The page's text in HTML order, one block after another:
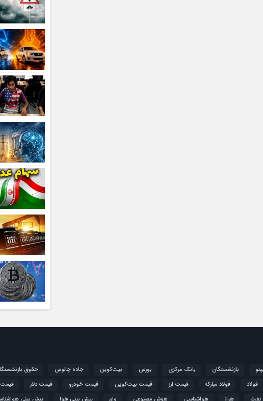
بازنشستگان بانک مرکزی بورس بیت‌کوین جاده چالوس حقوق
فولاد فولاد مبارکه قیمت ارز قیمت بیت‌کوین قیمت خودرو قیمت دلار قیمت
نفت هراز هواشناسی هوش مصنوعی وام پیش بینی هوا پیش بینی